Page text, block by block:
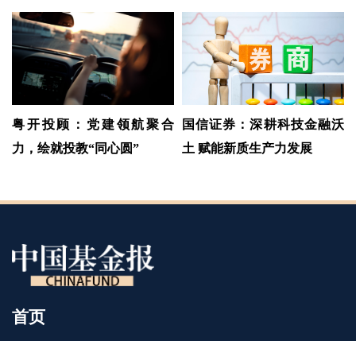
粤开投顾：党建领航聚合
力，绘就投教“同心圆”
国信证券：深耕科技金融沃
土 赋能新质生产力发展
首页